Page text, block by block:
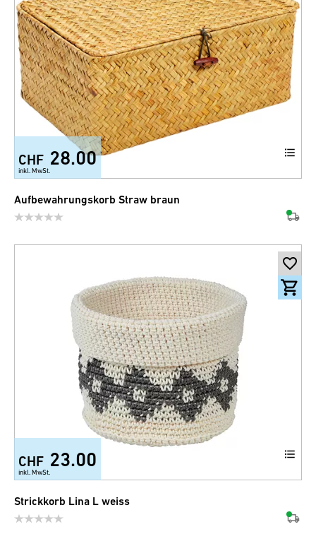
CHF 28.00
inkl. MwSt.
Aufbewahrungskorb Straw braun
CHF 23.00
inkl. MwSt.
Strickkorb Lina L weiss